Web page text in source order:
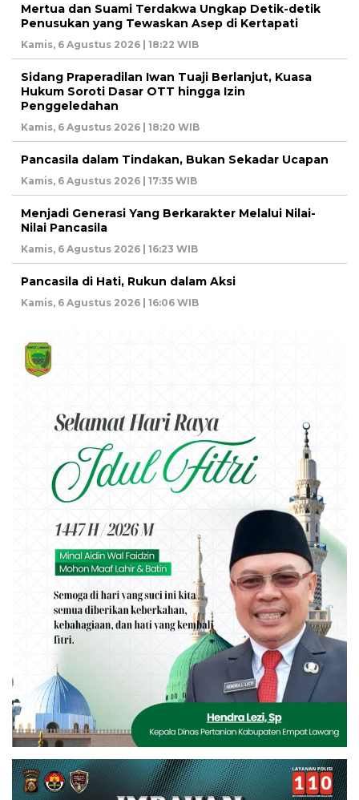
Mertua dan Suami Terdakwa Ungkap Detik-detik
Penusukan yang Tewaskan Asep di Kertapati
Kamis, 6 Agustus 2026 | 18:22 WIB
Sidang Praperadilan Iwan Tuaji Berlanjut, Kuasa
Hukum Soroti Dasar OTT hingga Izin
Penggeledahan
Kamis, 6 Agustus 2026 | 18:20 WIB
Pancasila dalam Tindakan, Bukan Sekadar Ucapan
Kamis, 6 Agustus 2026 | 17:35 WIB
Menjadi Generasi Yang Berkarakter Melalui Nilai-
Nilai Pancasila
Kamis, 6 Agustus 2026 | 16:23 WIB
Pancasila di Hati, Rukun dalam Aksi
Kamis, 6 Agustus 2026 | 16:06 WIB